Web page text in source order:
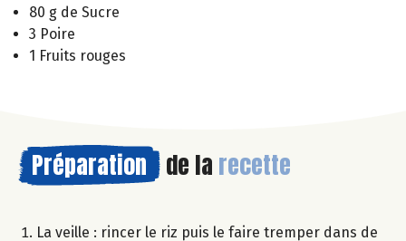
80 g de Sucre
3 Poire
1 Fruits rouges
Préparation de la recette
La veille : rincer le riz puis le faire tremper dans de